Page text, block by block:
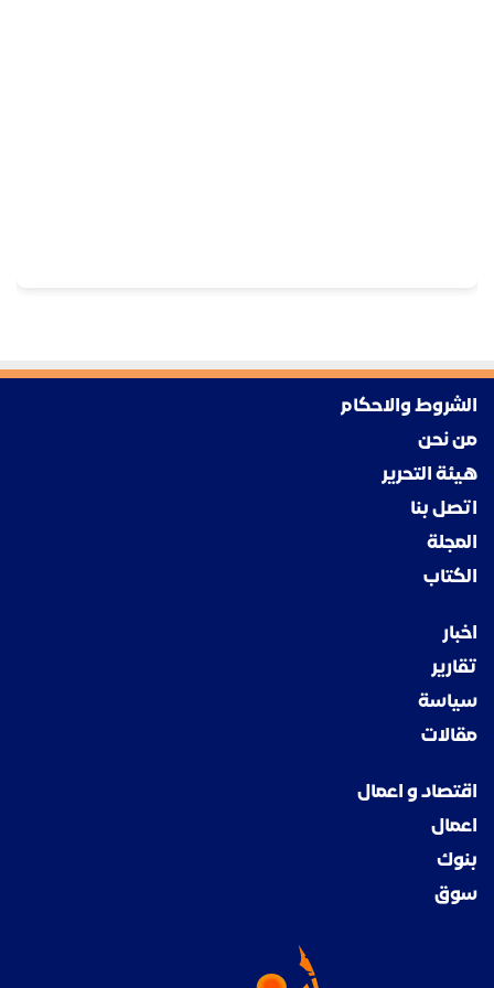
الشروط والاحكام
من نحن
هيئة التحرير
اتصل بنا
المجلة
الكتاب
اخبار
تقارير
سياسة
مقالات
اقتصاد و اعمال
اعمال
بنوك
سوق